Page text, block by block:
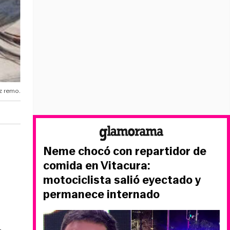
remo.
Neme chocó con repartidor de
comida en Vitacura:
motociclista salió eyectado y
permanece internado